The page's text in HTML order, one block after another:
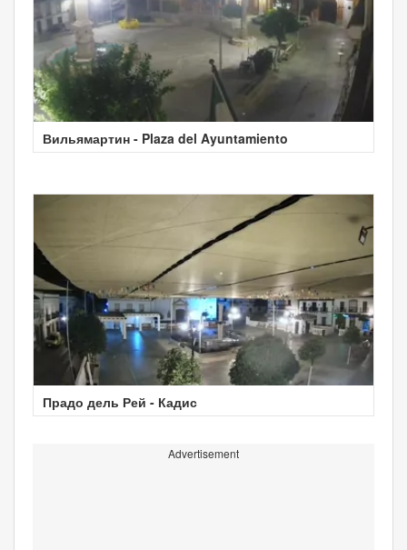
Вильямартин - Plaza del Ayuntamiento
Прадо дель Рей - Кадис
Advertisement